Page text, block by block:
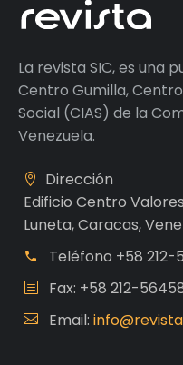
La revista SIC, es una
Centro Gumilla,
Social (CIAS) de la
Venezuela.
Dirección
Edificio Centro
Luneta, Caracas,
Teléfono +58 212-
Fax: +58 212-
Email: